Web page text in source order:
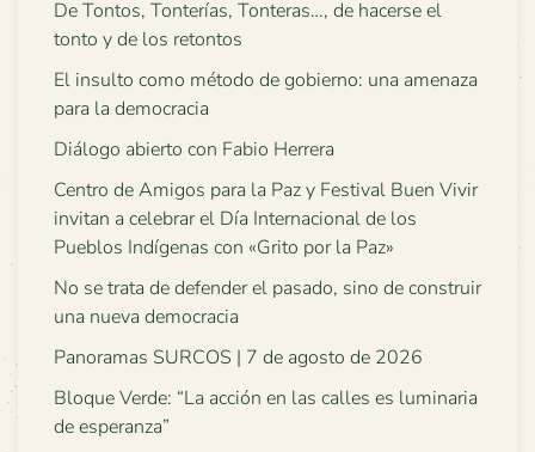
De Tontos, Tonterías, Tonteras…, de hacerse el
tonto y de los retontos
El insulto como método de gobierno: una amenaza
para la democracia
Diálogo abierto con Fabio Herrera
Centro de Amigos para la Paz y Festival Buen Vivir
invitan a celebrar el Día Internacional de los
Pueblos Indígenas con «Grito por la Paz»
No se trata de defender el pasado, sino de construir
una nueva democracia
Panoramas SURCOS | 7 de agosto de 2026
Bloque Verde: “La acción en las calles es luminaria
de esperanza”